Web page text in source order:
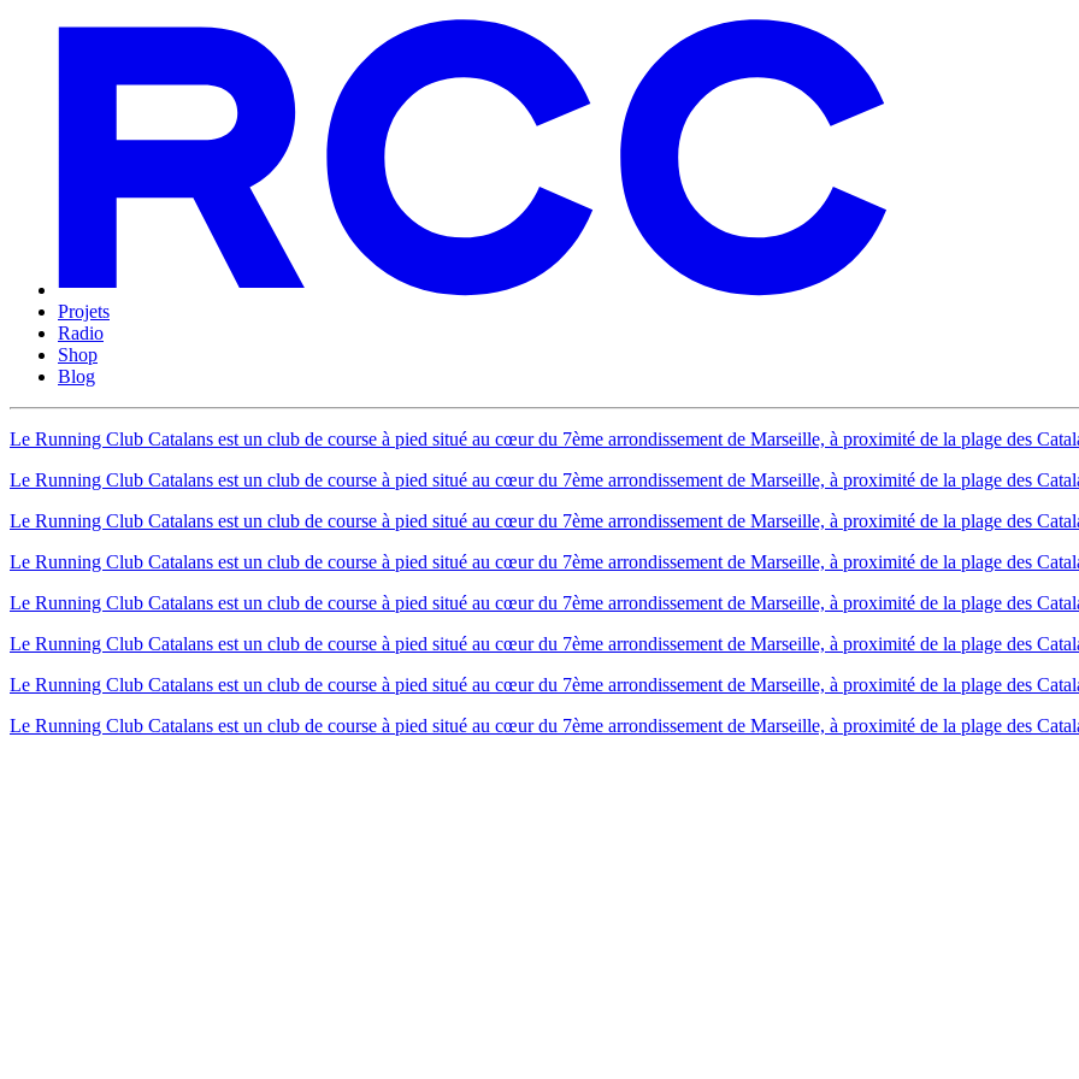
Projets
Radio
Shop
Blog
Le Running Club Catalans est un club de course à pied situé au cœur du 7ème arrondissement de Marseille, à proximité de la plage des
Le Running Club Catalans est un club de course à pied situé au cœur du 7ème arrondissement de Marseille, à proximité de la plage des
Le Running Club Catalans est un club de course à pied situé au cœur du 7ème arrondissement de Marseille, à proximité de la plage des
Le Running Club Catalans est un club de course à pied situé au cœur du 7ème arrondissement de Marseille, à proximité de la plage des
Le Running Club Catalans est un club de course à pied situé au cœur du 7ème arrondissement de Marseille, à proximité de la plage des
Le Running Club Catalans est un club de course à pied situé au cœur du 7ème arrondissement de Marseille, à proximité de la plage des
Le Running Club Catalans est un club de course à pied situé au cœur du 7ème arrondissement de Marseille, à proximité de la plage des
Le Running Club Catalans est un club de course à pied situé au cœur du 7ème arrondissement de Marseille, à proximité de la plage des